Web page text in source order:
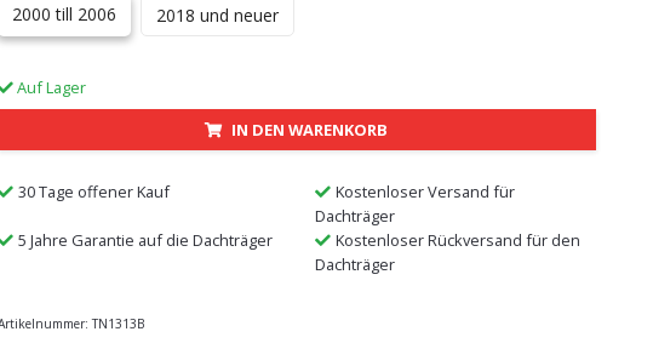
2000 till 2006 2018 und neuer
Auf Lager
IN DEN WARENKORB
30 Tage offener Kauf
Kostenloser Versand für
Dachträger
5 Jahre Garantie auf die Dachträger
Kostenloser Rückversand für den
Dachträger
TN1313B